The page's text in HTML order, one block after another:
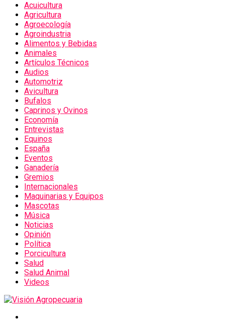
Acuicultura
Agricultura
Agroecología
Agroindustria
Alimentos y Bebidas
Animales
Artículos Técnicos
Audios
Automotriz
Avicultura
Bufalos
Caprinos y Ovinos
Economía
Entrevistas
Equinos
España
Eventos
Ganadería
Gremios
Internacionales
Maquinarias y Equipos
Mascotas
Música
Noticias
Opinión
Política
Porcicultura
Salud
Salud Animal
Videos